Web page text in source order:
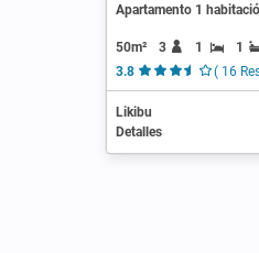
Apartamento 1
50m² 3 1
1
3.8
( 16
Likibu
Detalles